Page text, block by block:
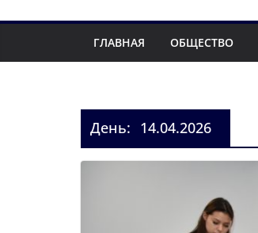
ГЛАВНАЯ ОБЩЕСТВО
День: 14.04.2026